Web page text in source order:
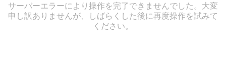
サーバーエラーにより操作を完了できませんでした。大変
申し訳ありませんが、しばらくした後に再度操作を試みて
ください。